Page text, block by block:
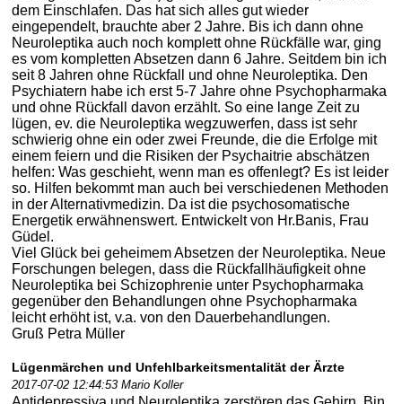
dem Einschlafen. Das hat sich alles gut wieder
eingependelt, brauchte aber 2 Jahre. Bis ich dann ohne
Neuroleptika auch noch komplett ohne Rückfälle war, ging
es vom kompletten Absetzen dann 6 Jahre. Seitdem bin ich
seit 8 Jahren ohne Rückfall und ohne Neuroleptika. Den
Psychiatern habe ich erst 5-7 Jahre ohne Psychopharmaka
und ohne Rückfall davon erzählt. So eine lange Zeit zu
lügen, ev. die Neuroleptika wegzuwerfen, dass ist sehr
schwierig ohne ein oder zwei Freunde, die die Erfolge mit
einem feiern und die Risiken der Psychaitrie abschätzen
helfen: Was geschieht, wenn man es offenlegt? Es ist leider
so. Hilfen bekommt man auch bei verschiedenen Methoden
in der Alternativmedizin. Da ist die psychosomatische
Energetik erwähnenswert. Entwickelt von Hr.Banis, Frau
Güdel.
Viel Glück bei geheimem Absetzen der Neuroleptika. Neue
Forschungen belegen, dass die Rückfallhäufigkeit ohne
Neuroleptika bei Schizophrenie unter Psychopharmaka
gegenüber den Behandlungen ohne Psychopharmaka
leicht erhöht ist, v.a. von den Dauerbehandlungen.
Gruß Petra Müller
Lügenmärchen und Unfehlbarkeitsmentalität der Ärzte
2017-07-02 12:44:53 Mario Koller